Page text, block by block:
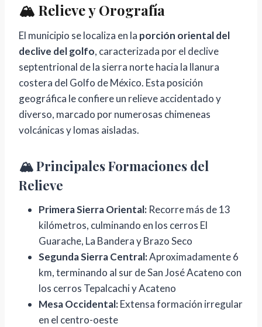
🏔️ Relieve y Orografía
El municipio se localiza en la porción oriental del
declive del golfo, caracterizada por el declive
septentrional de la sierra norte hacia la llanura
costera del Golfo de México. Esta posición
geográfica le confiere un relieve accidentado y
diverso, marcado por numerosas chimeneas
volcánicas y lomas aisladas.
🏔️ Principales Formaciones del
Relieve
Primera Sierra Oriental: Recorre más de 13
kilómetros, culminando en los cerros El
Guarache, La Bandera y Brazo Seco
Segunda Sierra Central:Aproximadamente 6
km, terminando al sur de San José Acateno con
los cerros Tepalcachi y Acateno
Mesa Occidental:Extensa formación irregular
en el centro-oeste